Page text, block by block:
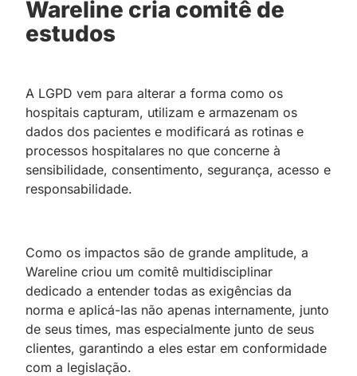
Wareline cria comitê de
estudos
A LGPD vem para alterar a forma como os
hospitais capturam, utilizam e armazenam os
dados dos pacientes e modificará as rotinas e
processos hospitalares no que concerne à
sensibilidade, consentimento, segurança, acesso e
responsabilidade.
Como os impactos são de grande amplitude, a
Wareline criou um comitê multidisciplinar
dedicado a entender todas as exigências da
norma e aplicá-las não apenas internamente, junto
de seus times, mas especialmente junto de seus
clientes, garantindo a eles estar em conformidade
com a legislação.